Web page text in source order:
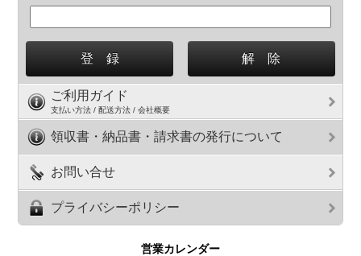
ご利用ガイド
支払い方法 / 配送方法 / 会社概要
領収書・納品書・請求書の発行について
お問い合せ
プライバシーポリシー
営業カレンダー